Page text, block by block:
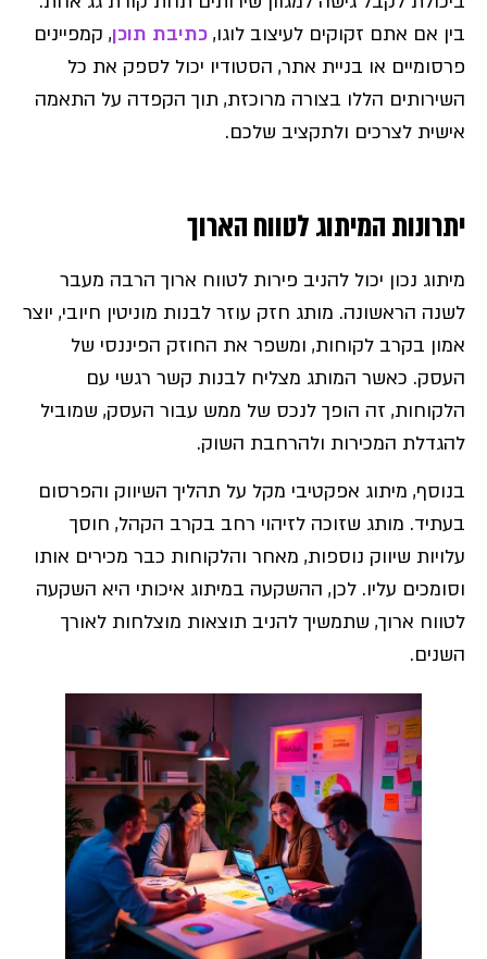
בין אם אתם זקוקים לעיצוב לוגו, כתיבת תוכן, קמפיינים
פרסומיים או בניית אתר, הסטודיו יכול לספק את כל
השירותים הללו בצורה מרוכזת, תוך הקפדה על התאמה
אישית לצרכים ולתקציב שלכם.
יתרונות המיתוג לטווח הארוך
מיתוג נכון יכול להניב פירות לטווח ארוך הרבה מעבר
לשנה הראשונה. מותג חזק עוזר לבנות מוניטין חיובי, יוצר
אמון בקרב לקוחות, ומשפר את החוזק הפיננסי של
העסק. כאשר המותג מצליח לבנות קשר רגשי עם
הלקוחות, זה הופך לנכס של ממש עבור העסק, שמוביל
להגדלת המכירות ולהרחבת השוק.
בנוסף, מיתוג אפקטיבי מקל על תהליך השיווק והפרסום
בעתיד. מותג שזוכה לזיהוי רחב בקרב הקהל, חוסך
עלויות שיווק נוספות, מאחר והלקוחות כבר מכירים אותו
וסומכים עליו. לכן, ההשקעה במיתוג איכותי היא השקעה
לטווח ארוך, שתמשיך להניב תוצאות מוצלחות לאורך
השנים.